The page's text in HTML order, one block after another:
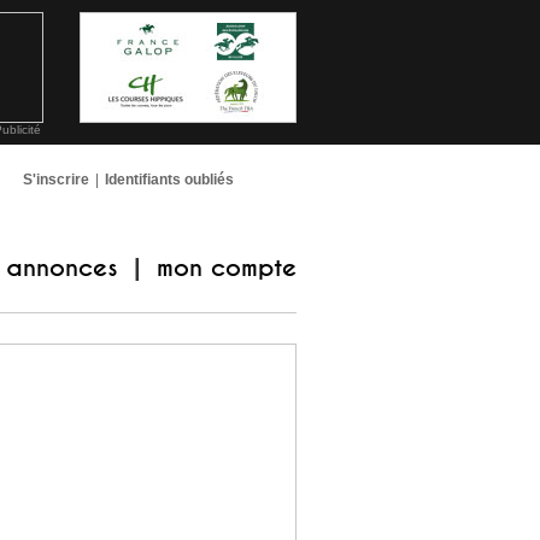
S'inscrire Identifiants oubliés
annonces mon compte